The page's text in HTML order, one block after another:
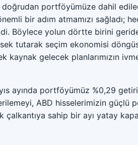
portföyümüze dahil
bir adım atmamızı sağladı;
Böylece yolun dörtte birini
tutarak seçim ekonomisi
kaynak gelecek planlarımızın
ayında portföyümüz %0,29
ABD hisselerimizin güçlü
sahip bir ayı yatay